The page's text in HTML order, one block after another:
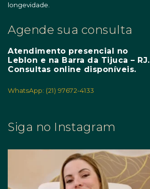
longevidade.
Agende sua consulta
Atendimento presencial no
Leblon e na Barra da Tijuca – RJ.
Consultas online disponíveis.
WhatsApp: (21) 97672-4133
Siga no Instagram